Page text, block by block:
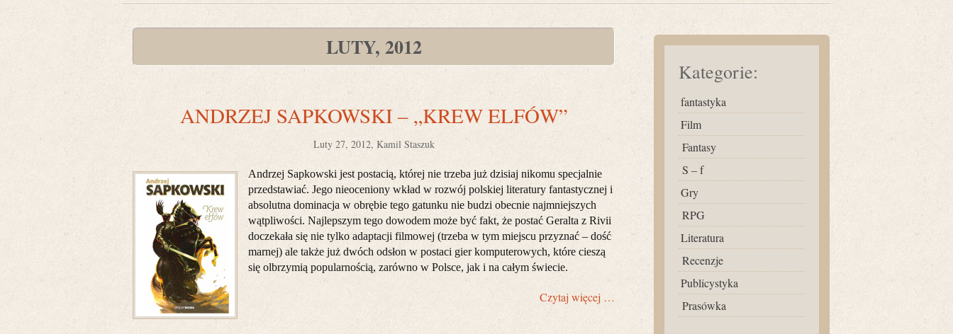
LUTY, 2012
ANDRZEJ SAPKOWSKI – „KREW ELFÓW”
Luty 27, 2012, Kamil Staszuk
Andrzej Sapkowski jest postacią, której nie trzeba już dzisiaj nikomu specjalnie
przedstawiać. Jego nieoceniony wkład w rozwój polskiej literatury fantastycznej i
absolutna dominacja w obrębie tego gatunku nie budzi obecnie najmniejszych
wątpliwości. Najlepszym tego dowodem może być fakt, że postać Geralta z Rivii
doczekała się nie tylko adaptacji filmowej (trzeba w tym miejscu przyznać – dość
marnej) ale także już dwóch odsłon w postaci gier komputerowych, które cieszą
się olbrzymią popularnością, zarówno w Polsce, jak i na całym świecie.
Czytaj więcej …
Kategorie:
fantastyka
Film
Fantasy
S – f
Gry
RPG
Literatura
Recenzje
Publicystyka
Prasówka